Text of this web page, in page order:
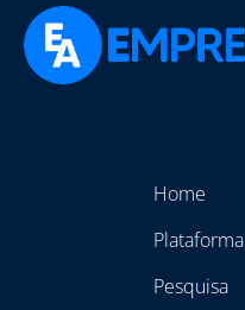
Home
Plataforma
Pesquisa